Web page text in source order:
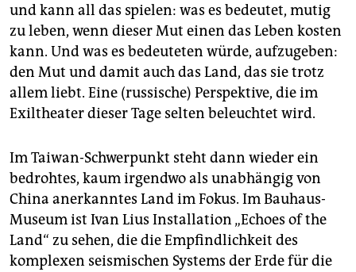
und kann all das spielen: was es bedeutet, mutig
zu leben, wenn dieser Mut einen das Leben kosten
kann. Und was es bedeuteten würde, aufzu­geben:
den Mut und damit auch das Land, das sie trotz
allem liebt. Eine (russische) Perspektive, die im
Exiltheater dieser Tage selten beleuchtet wird.
Im Taiwan-Schwerpunkt steht dann wieder ein
bedrohtes, kaum irgendwo als unabhängig von
China anerkanntes Land im Fokus. Im Bauhaus-
Museum ist Ivan Lius Installation „Echoes of the
Land“ zu sehen, die die Empfindlichkeit des
komplexen seismischen Systems der Erde für die